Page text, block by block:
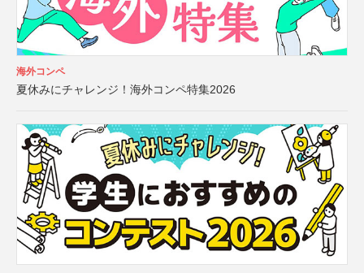
海外コンペ
夏休みにチャレンジ！海外コンペ特集2026